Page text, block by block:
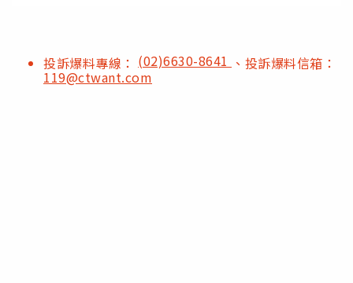
投訴爆料專線： (02)6630-8641 、投訴爆料信箱：
119@ctwant.com